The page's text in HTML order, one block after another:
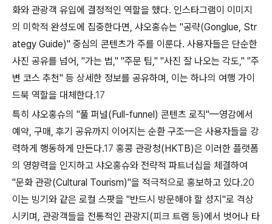
화와 관광객 유입에 결정적인 역할을 했다. 인스타그램이 이미지
의 미학적 완성도에 집중한다면, 샤오홍슈는 "공략(Gonglue, Str
ategy Guide)" 중심의 콘텐츠가 주를 이룬다. 사용자들은 단순한
사진 공유를 넘어, "가는 법," "주문 팁," "사진 잘 나오는 각도," "주
변 코스 추천" 등 상세한 정보를 공유하며, 이는 하나의 여행 가이
드북 역할을 대체한다.17
특히 샤오홍슈의 "풀 퍼널(Full-funnel) 콘텐츠 로직"—영감에서
예약, 구매, 후기 공유까지 이어지는 순환 구조—은 사용자들을 강
력하게 행동하게 만든다.17 홍콩 관광청(HKTB)은 이러한 플랫폼
의 영향력을 인지하고 샤오홍슈와 전략적 파트너십을 체결하여
"문화 관광(Cultural Tourism)"을 적극적으로 홍보하고 있다.20
이는 빙기와 같은 로컬 스팟을 "반드시 방문해야 할 성지"로 격상
시키며, 관광객들을 전통적인 관광지(피크 트램 등)에서 벗어나 타